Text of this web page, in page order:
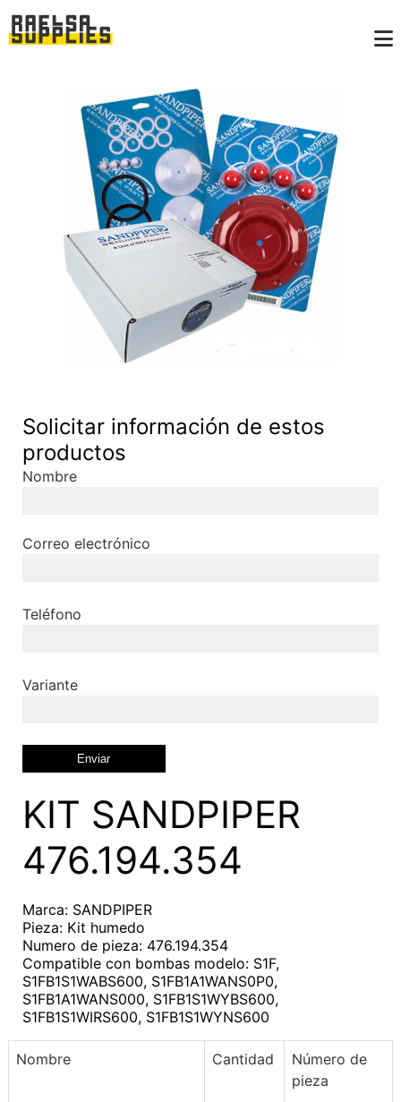
Solicitar información de estos
productos
Nombre
Correo electrónico
Teléfono
Variante
KIT SANDPIPER
476.194.354
Marca: SANDPIPER
Pieza: Kit humedo
Numero de pieza: 476.194.354
Compatible con bombas modelo: S1F,
S1FB1S1WABS600, S1FB1A1WANS0P0,
S1FB1A1WANS000, S1FB1S1WYBS600,
S1FB1S1WIRS600, S1FB1S1WYNS600
Nombre Cantidad
Número de
pieza